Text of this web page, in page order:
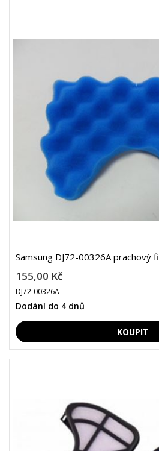
Samsung DJ72-00326A prachový
155,00 Kč
DJ72-00326A
Dodání do 4 dnů